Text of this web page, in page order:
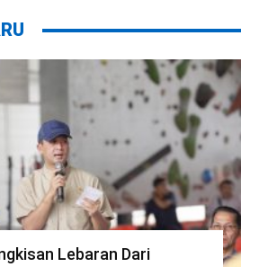
Lebaran Dari